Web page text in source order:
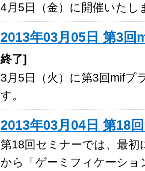
4月5日（金）に開催いたし
2013年03月05日 第3
終了]
3月5日（火）に第3回mifプ
す。
2013年03月04日 第18
第18回セミナーでは、最
から「ゲーミフィケーシ